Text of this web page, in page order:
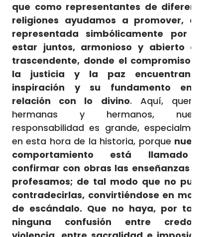
que como representantes de diferentes
religiones ayudamos a promover, está
representada simbólicamente por ese
estar juntos, armonioso y abierto a lo
trascendente, donde el compromiso por
la justicia y la paz encuentran su
inspiración y su fundamento en la
relación con lo divino. Aquí, queridos
hermanas y hermanos, nuestra
responsabilidad es grande, especialmente
en esta hora de la historia, porque nuestro
comportamiento está llamado a
confirmar con obras las enseñanzas que
profesamos; de tal modo que no puede
contradecirlas, convirtiéndose en motivo
de escándalo. Que no haya, por tanto,
ninguna confusión entre credo y